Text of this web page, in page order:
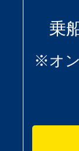
乗
※オ